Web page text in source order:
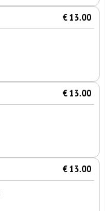
€ 13.00
€ 13.00
€ 13.00